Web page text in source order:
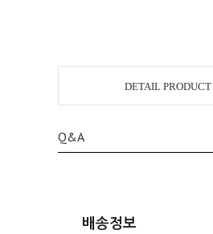
DETAIL PRODUCT
Q&A
배송정보